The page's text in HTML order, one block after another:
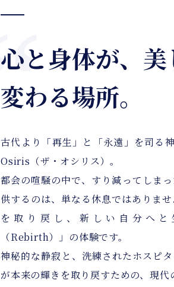
心と身体が、
変わる場所。
古代より「再生」と「永遠」を司る
Osiris（ザ・オシリス）。
都会の喧騒の中で、すり減ってしま
供するのは、単なる休息ではありま
を取り戻し、新しい自分へ
（Rebirth）」の体験です。
神秘的な静寂と、洗練されたホスピ
が本来の輝きを取り戻すための、現代